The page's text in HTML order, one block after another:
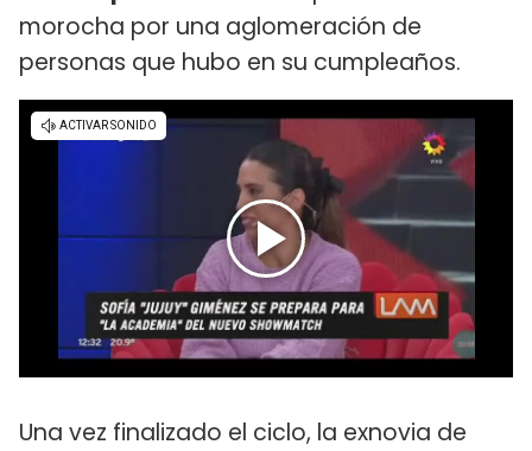
morocha por una aglomeración de
personas que hubo en su cumpleaños.
Una vez finalizado el ciclo, la exnovia de